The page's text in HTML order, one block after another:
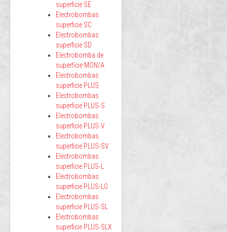
superficie SE
Electrobombas
superficie SC
Electrobombas
superficie SD
Electrobomba de
superfície MON/A
Electrobombas
superficie PLUS
Electrobombas
superficie PLUS-S
Electrobombas
superficie PLUS-V
Electrobombas
superficie PLUS-SV
Electrobombas
superficie PLUS-L
Electrobombas
superficie PLUS-LG
Electrobombas
superficie PLUS-SL
Electrobombas
superficie PLUS-SLX